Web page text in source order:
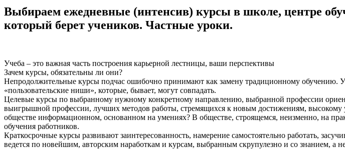
Выбираем ежедневные (интенсив) курсы в школе, центре
который берет учеников. Частные уроки.
Учеба – это важная часть построения карьерной лестницы, ваши перспективы
Зачем курсы, обязательны ли они?
Непродолжительные курсы подчас ошибочно принимают как замену традиционному обучению.
«пользовательские ниши», которые, бывает, могут совпадать.
Целевые курсы по выбранному нужному конкретному направлению, выбранной профессии
выигрышной профессии, лучших методов работы, стремящихся к новым достижениям,
обществе информационном, основанном на умениях? В обществе, строящемся, неизменно, на
обучения работников.
Краткосрочные курсы развивают заинтересованность, намерение самостоятельно работать,
ведется по новейшим, авторским наработкам и курсам, выбранным скрупулезно и со знанием, а